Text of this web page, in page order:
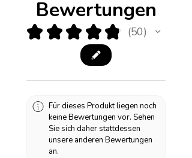
Bewertungen
★ ★ ★ ★ ★ 50
50
Für dieses Produkt liegen noch
keine Bewertungen vor. Sehen
Sie sich daher stattdessen
unsere anderen Bewertungen
an.